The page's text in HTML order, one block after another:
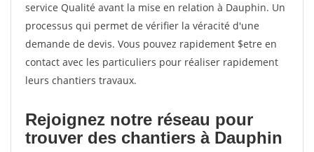
service Qualité avant la mise en relation à Dauphin. Un
processus qui permet de vérifier la véracité d'une
demande de devis. Vous pouvez rapidement $etre en
contact avec les particuliers pour réaliser rapidement
leurs chantiers travaux.
Rejoignez notre réseau pour
trouver des chantiers à Dauphin